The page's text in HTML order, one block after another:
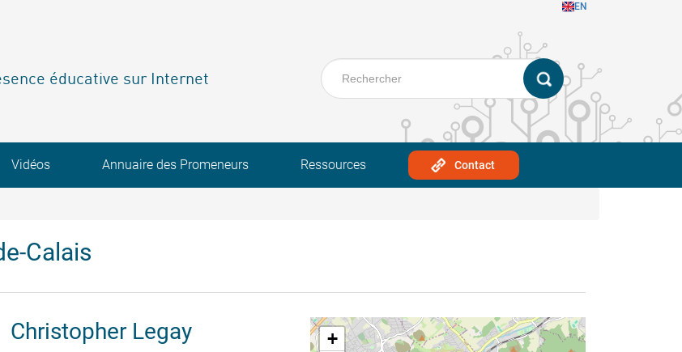
EN
éducative sur Internet
Vidéos Annuaire des Promeneurs Ressources Contact
Calais
Christopher Legay
+